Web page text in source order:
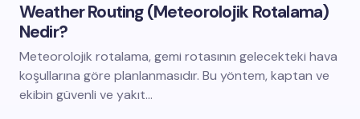
Weather Routing (Meteorolojik Rotalama)
Nedir?
Meteorolojik rotalama, gemi rotasının gelecekteki hava
koşullarına göre planlanmasıdır. Bu yöntem, kaptan ve
ekibin güvenli ve yakıt…